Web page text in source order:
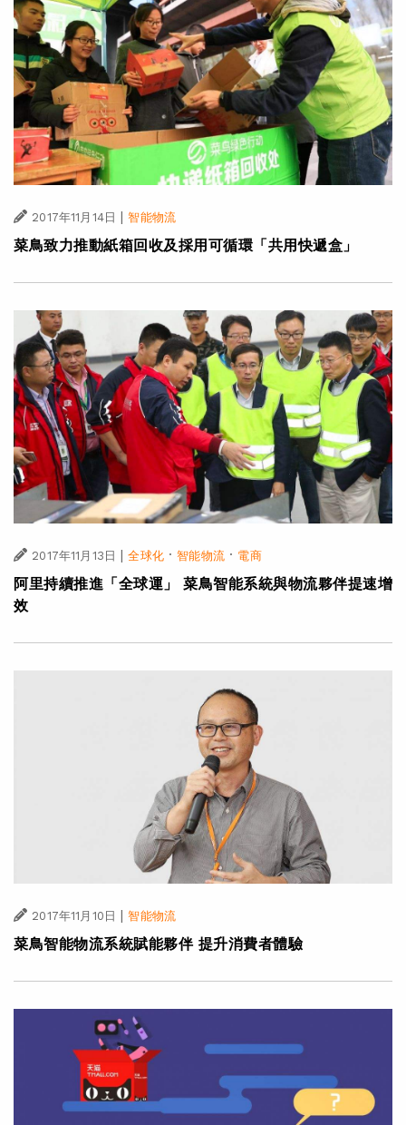
2017年11月14日 | 智能物流
菜鳥致力推動紙箱回收及採用可循環「共用快遞盒」
2017年11月13日 | 全球化·智能物流· 電商
阿里持續推進「全球運」 菜鳥智能系統與物流夥伴提速增
效
2017年11月10日 | 智能物流
菜鳥智能物流系統賦能夥伴 提升消費者體驗